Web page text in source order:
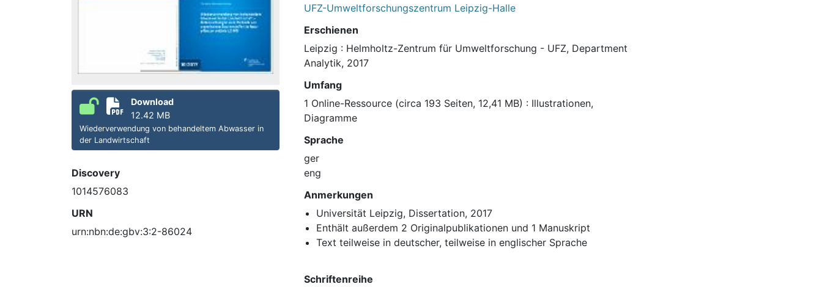
Download
12.42 MB
Wiederverwendung von behandeltem Abwasser in
der Landwirtschaft
Discovery
1014576083
URN
urn:nbn:de:gbv:3:2-86024
UFZ-Umweltforschungszentrum Leipzig-Halle
Erschienen
Leipzig : Helmholtz-Zentrum für Umweltforschung - UFZ, Department
Analytik, 2017
Umfang
1 Online-Ressource (circa 193 Seiten, 12,41 MB) : Illustrationen,
Diagramme
Sprache
ger
eng
Anmerkungen
Universität Leipzig, Dissertation, 2017
Enthält außerdem 2 Originalpublikationen und 1 Manuskript
Text teilweise in deutscher, teilweise in englischer Sprache
Schriftenreihe